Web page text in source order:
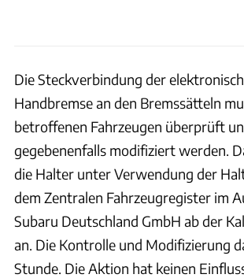
Die Steckverbindung der
Handbremse an den Bremssätteln
betroffenen Fahrzeugen überprüft
gegebenenfalls modifiziert werden.
die Halter unter Verwendung der
dem Zentralen Fahrzeugregister im
Subaru Deutschland GmbH ab der
an. Die Kontrolle und Modifizierung
Stunde. Die Aktion hat keinen